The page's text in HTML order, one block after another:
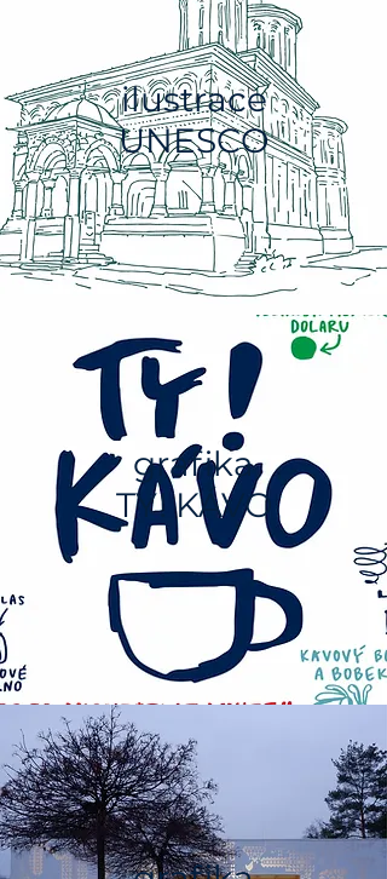
ilustrace
UNESCO
grafika
TY! KÁVO